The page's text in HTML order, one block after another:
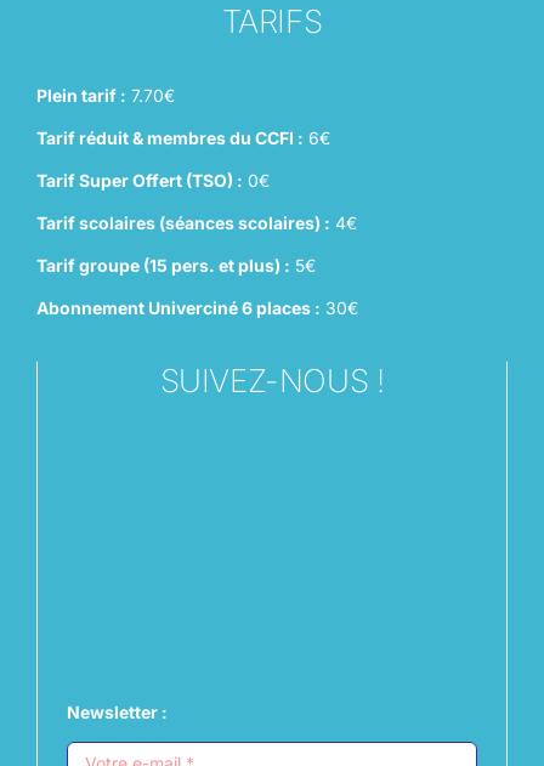
TARIFS
Plein tarif : 7.70€
Tarif réduit & membres du CCFI : 6€
Tarif Super Offert (TSO) : 0€
Tarif scolaires (séances scolaires) : 4€
Tarif groupe (15 pers. et plus) : 5€
Abonnement Univerciné 6 places : 30€
SUIVEZ-NOUS !
Newsletter :